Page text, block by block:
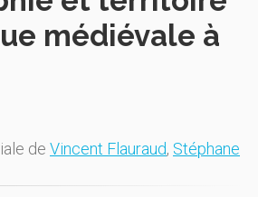
médiévale à
de Vincent Flauraud, Stéphane